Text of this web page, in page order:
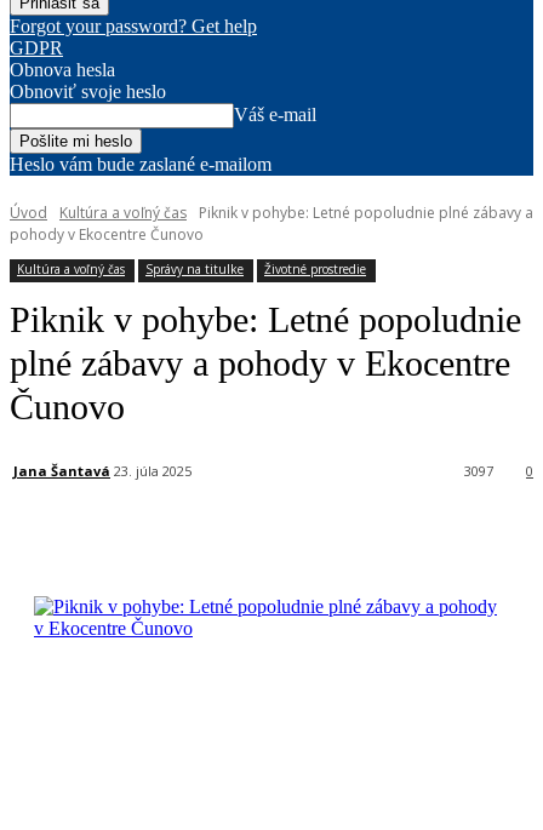
Forgot your password? Get help
GDPR
Obnova hesla
Obnoviť svoje heslo
Váš e-mail
Heslo vám bude zaslané e-mailom
Úvod Kultúra a voľný čas
Piknik v pohybe: Letné popoludnie plné zábavy a
pohody v Ekocentre Čunovo
Kultúra a voľný čas Správy na titulke Životné prostredie
Piknik v pohybe: Letné popoludnie
plné zábavy a pohody v Ekocentre
Čunovo
Jana Šantavá 23. júla 2025 0
3097